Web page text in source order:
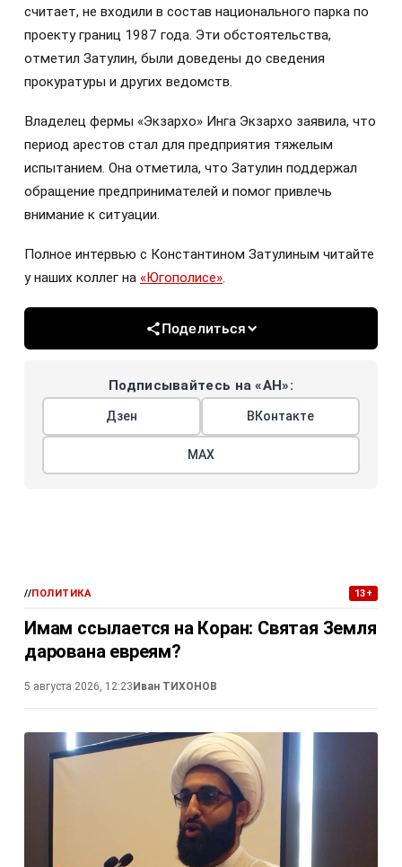
считает, не входили в состав национального парка по
проекту границ 1987 года. Эти обстоятельства,
отметил Затулин, были доведены до сведения
прокуратуры и других ведомств.
Владелец фермы «Экзархо» Инга Экзархо заявила, что
период арестов стал для предприятия тяжелым
испытанием. Она отметила, что Затулин поддержал
обращение предпринимателей и помог привлечь
внимание к ситуации.
Полное интервью с Константином Затулиным читайте
у наших коллег на «Югополисе».
Поделиться
Подписывайтесь на «АН»:
Дзен ВКонтакте
МАХ
//ПОЛИТИКА 13+
Имам ссылается на Коран: Святая Земля
дарована евреям?
5 августа 2026, 12:23 Иван ТИХОНОВ